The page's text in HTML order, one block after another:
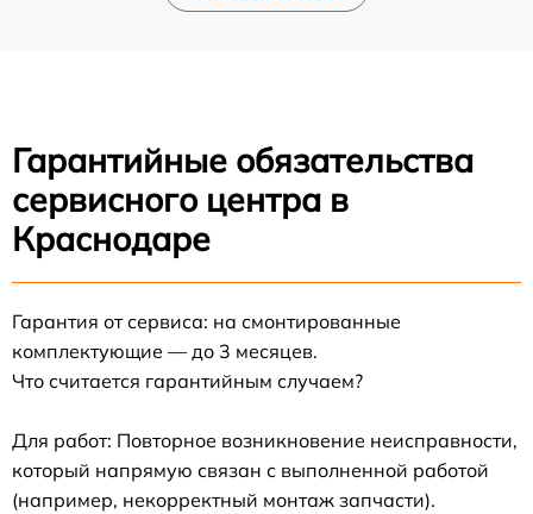
Гарантийные обязательства
сервисного центра в
Краснодаре
Гарантия от сервиса: на смонтированные
комплектующие — до 3 месяцев.
Что считается гарантийным случаем?
Для работ: Повторное возникновение неисправности,
который напрямую связан с выполненной работой
(например, некорректный монтаж запчасти).